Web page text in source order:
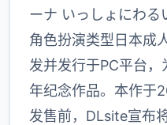
ーナ いっしょにわる
角色扮演类型日本成
发并发行于PC平台
年纪念作品。本作于
发售前，DLsite宣布